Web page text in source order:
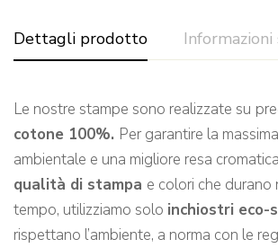
Dettagli prodotto
Le nostre stampe sono realizzate su
cotone 100%. Per garantire la
ambientale e una migliore resa
qualità di stampa e colori che durano
tempo, utilizziamo solo inchiostri eco-
rispettano l’ambiente, a norma con le